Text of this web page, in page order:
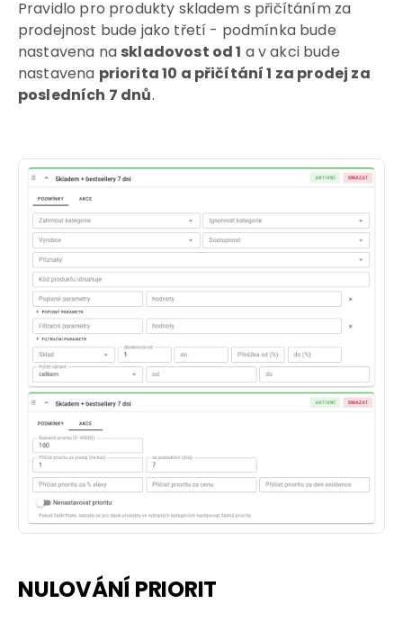
Pravidlo pro produkty skladem s přičítáním za
prodejnost bude jako třetí - podmínka bude
nastavena na skladovost od 1 a v akci bude
nastavena priorita 10 a přičítání 1 za prodej za
posledních 7 dnů.
NULOVÁNÍ PRIORIT